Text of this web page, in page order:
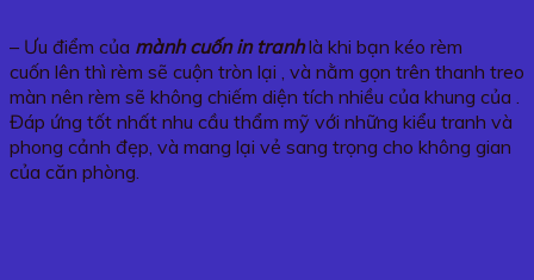
– Ưu điểm của mành cuốn in tranhlà khi bạn kéo rèm
cuốn lên thì rèm sẽ cuộn tròn lại , và nằm gọn trên thanh treo
màn nên rèm sẽ không chiếm diện tích nhiều của khung của .
Đáp ứng tốt nhất nhu cầu thẩm mỹ với những kiểu tranh và
phong cảnh đẹp, và mang lại vẻ sang trọng cho không gian
của căn phòng.